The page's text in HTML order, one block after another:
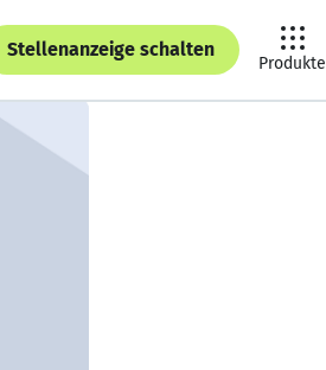
Stellenanzeige schalten
Produkte